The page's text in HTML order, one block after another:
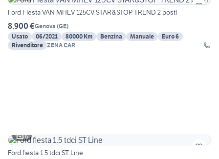
Ford Fiesta VAN MHEV 125CV STAR&STOP TREND 2 posti
8.900 €Genova (GE)
Usato
06/2021 80000 Km Benzina Manuale
Euro 6
Rivenditore ZENA CAR
6
Ford fiesta 1.5 tdci ST Line